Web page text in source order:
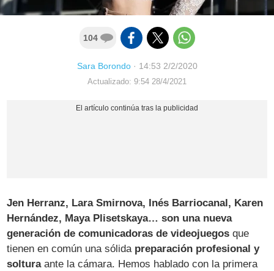
104
Sara Borondo· 14:53 2/2/2020
Actualizado: 9:54 28/4/2021
Jen Herranz, Lara Smirnova, Inés Barriocanal, Karen
Hernández, Maya Plisetskaya… son una nueva
generación de comunicadoras de videojuegos que
tienen en común una sólida preparación profesional y
solturaante la cámara. Hemos hablado con la primera